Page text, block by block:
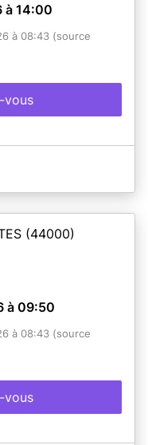
à 14:00
à 08:43 (source
vous
(44000)
à 09:50
à 08:43 (source
vous